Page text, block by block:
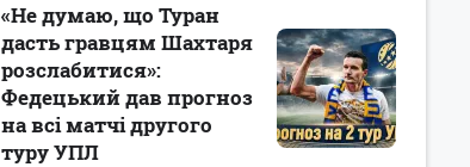
«Не думаю, що Туран
дасть гравцям Шахтаря
розслабитися»:
Федецький дав прогноз
на всі матчі другого
туру УПЛ